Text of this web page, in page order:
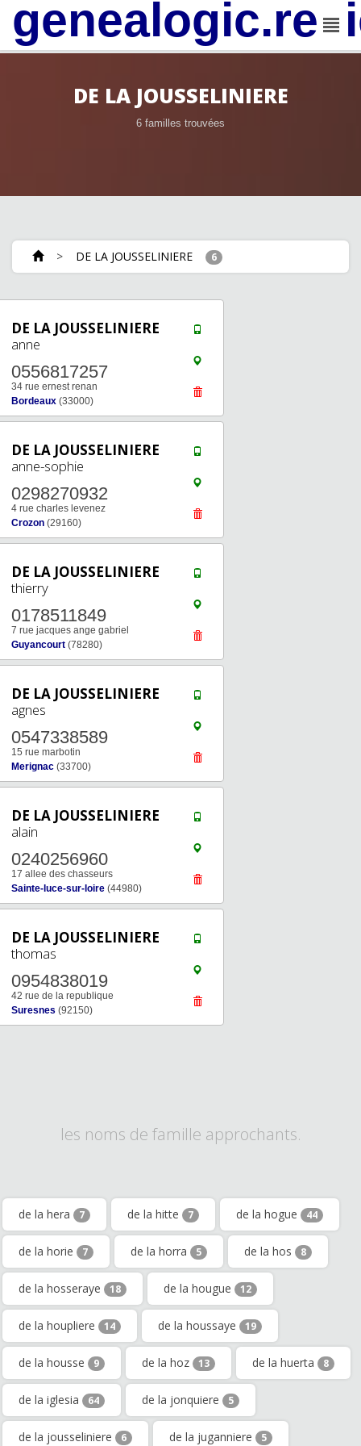
DE LA JOUSSELINIERE
6 familles trouvées
> DE LA JOUSSELINIERE 6
DE LA JOUSSELINIERE
anne
0556817257
34 rue ernest renan
Bordeaux (33000)
DE LA JOUSSELINIERE
anne-sophie
0298270932
4 rue charles levenez
Crozon (29160)
DE LA JOUSSELINIERE
thierry
0178511849
7 rue jacques ange gabriel
Guyancourt (78280)
DE LA JOUSSELINIERE
agnes
0547338589
15 rue marbotin
Merignac (33700)
DE LA JOUSSELINIERE
alain
0240256960
17 allee des chasseurs
Sainte-luce-sur-loire (44980)
DE LA JOUSSELINIERE
thomas
0954838019
42 rue de la republique
Suresnes (92150)
les noms de famille approchants.
de la hera 7 de la hitte 7 de la hogue 44
de la horie 7 de la horra 5 de la hos 8
de la hosseraye 18 de la hougue 12
de la houpliere 14 de la houssaye 19
de la housse 9 de la hoz 13 de la huerta 8
de la iglesia 64 de la jonquiere 5
de la jousseliniere 6 de la juganniere 5